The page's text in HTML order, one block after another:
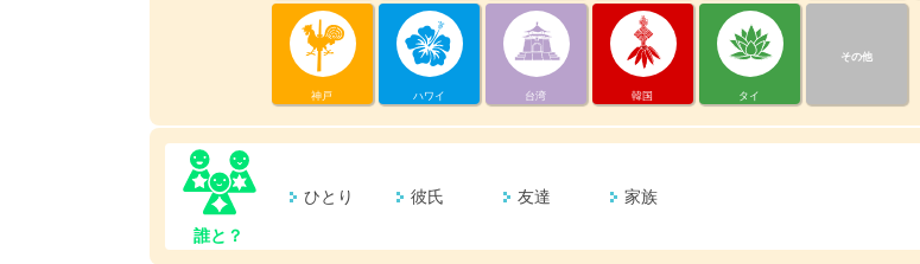
神戸 ハワイ 台湾 韓国 タイ
その他
誰と？
ひとり 彼氏 友達 家族